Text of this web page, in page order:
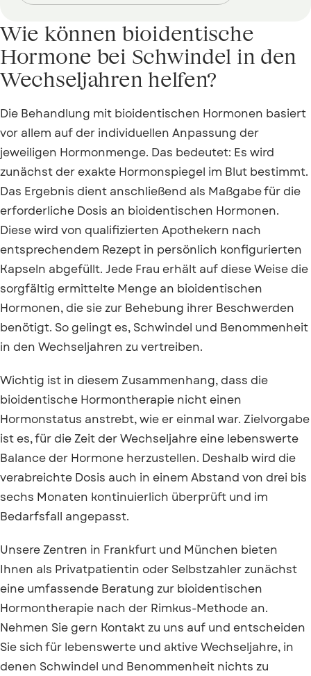
Wie können bioidentische
Hormone bei Schwindel in den
Wechseljahren helfen?
Die Behandlung mit bioidentischen Hormonen basiert
vor allem auf der individuellen Anpassung der
jeweiligen Hormonmenge. Das bedeutet: Es wird
zunächst der exakte Hormonspiegel im Blut bestimmt.
Das Ergebnis dient anschließend als Maßgabe für die
erforderliche Dosis an bioidentischen Hormonen.
Diese wird von qualifizierten Apothekern nach
entsprechendem Rezept in persönlich konfigurierten
Kapseln abgefüllt. Jede Frau erhält auf diese Weise die
sorgfältig ermittelte Menge an bioidentischen
Hormonen, die sie zur Behebung ihrer Beschwerden
benötigt. So gelingt es, Schwindel und Benommenheit
in den Wechseljahren zu vertreiben.
Wichtig ist in diesem Zusammenhang, dass die
bioidentische Hormontherapie nicht einen
Hormonstatus anstrebt, wie er einmal war. Zielvorgabe
ist es, für die Zeit der Wechseljahre eine lebenswerte
Balance der Hormone herzustellen. Deshalb wird die
verabreichte Dosis auch in einem Abstand von drei bis
sechs Monaten kontinuierlich überprüft und im
Bedarfsfall angepasst.
Unsere Zentren in Frankfurt und München bieten
Ihnen als Privatpatientin oder Selbstzahler zunächst
eine umfassende Beratung zur bioidentischen
Hormontherapie nach der Rimkus-Methode an.
Nehmen Sie gern Kontakt zu uns auf und entscheiden
Sie sich für lebenswerte und aktive Wechseljahre, in
denen Schwindel und Benommenheit nichts zu